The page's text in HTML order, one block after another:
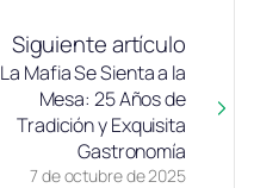
Siguiente artículo
7 de octubre de 2025
La Mafia Se Sienta a la
Mesa: 25 Años de
Tradición y Exquisita
Gastronomía